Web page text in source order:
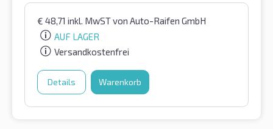
€ 48,71 inkl. MwSTvon Auto-Raifen GmbH
AUF LAGER
Versandkostenfrei
Details Warenkorb